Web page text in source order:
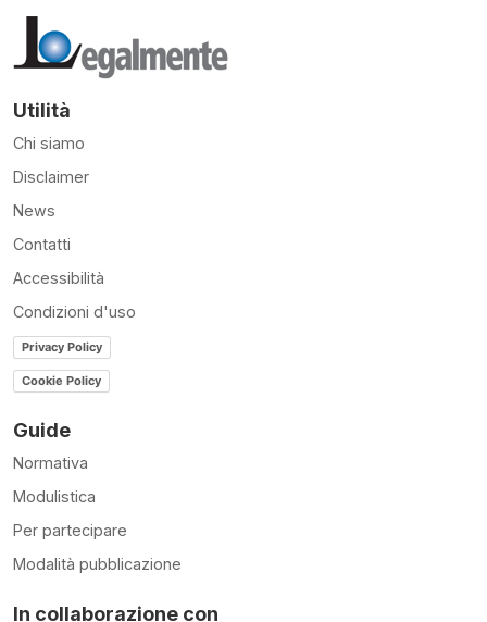
Utilità
Chi siamo
Disclaimer
News
Contatti
Accessibilità
Condizioni d'uso
Privacy Policy
Cookie Policy
Guide
Normativa
Modulistica
Per partecipare
Modalità pubblicazione
In collaborazione con